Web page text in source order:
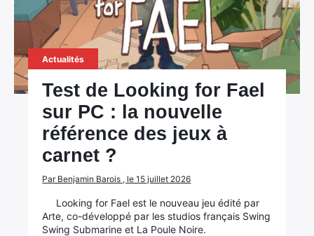
Actualités
Test de Looking for Fael
sur PC : la nouvelle
référence des jeux à
carnet ?
Par Benjamin Barois , le 15 juillet 2026
Looking for Fael est le nouveau jeu édité par
Arte, co-développé par les studios français Swing
Swing Submarine et La Poule Noire.